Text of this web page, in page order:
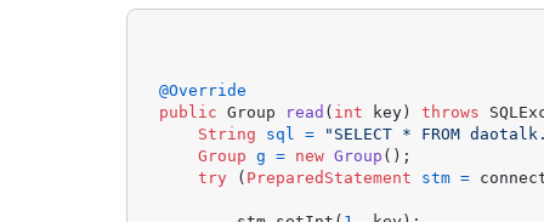
@Override
public Group read ( int key) throws
String
sql =
"SELECT * FROM
Group
g = new Group ();
try ( PreparedStatement stm =